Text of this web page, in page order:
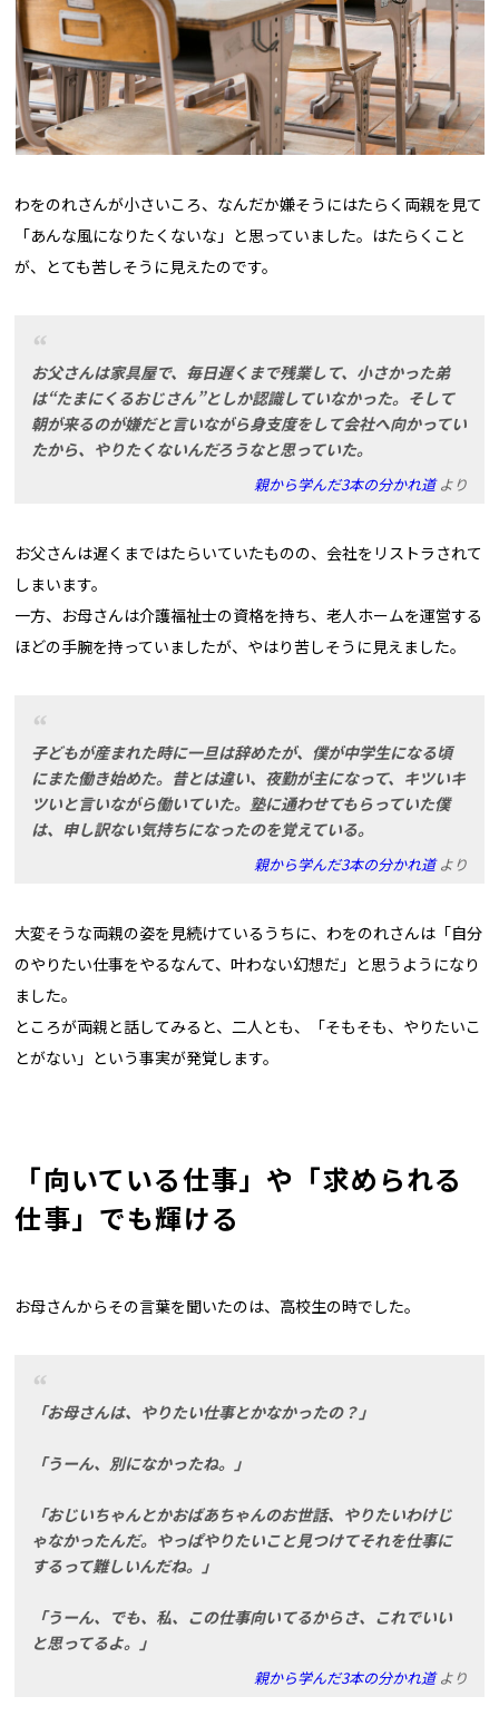
わをのれさんが小さいころ、なんだか嫌そうにはたらく両親を見て
「あんな風になりたくないな」と思っていました。はたらくこと
が、とても苦しそうに見えたのです。
お父さんは家具屋で、毎日遅くまで残業して、小さかった弟
は“たまにくるおじさん”としか認識していなかった。そして
朝が来るのが嫌だと言いながら身支度をして会社へ向かってい
たから、やりたくないんだろうなと思っていた。
親から学んだ3本の分かれ道より
お父さんは遅くまではたらいていたものの、会社をリストラされて
しまいます。
一方、お母さんは介護福祉士の資格を持ち、老人ホームを運営する
ほどの手腕を持っていましたが、やはり苦しそうに見えました。
子どもが産まれた時に一旦は辞めたが、僕が中学生になる頃
にまた働き始めた。昔とは違い、夜勤が主になって、キツいキ
ツいと言いながら働いていた。塾に通わせてもらっていた僕
は、申し訳ない気持ちになったのを覚えている。
親から学んだ3本の分かれ道より
大変そうな両親の姿を見続けているうちに、わをのれさんは「自分
のやりたい仕事をやるなんて、叶わない幻想だ」と思うようになり
ました。
ところが両親と話してみると、二人とも、「そもそも、やりたいこ
とがない」という事実が発覚します。
「向いている仕事」や「求められる
仕事」でも輝ける
お母さんからその言葉を聞いたのは、高校生の時でした。
「お母さんは、やりたい仕事とかなかったの？」
「うーん、別になかったね。」
「おじいちゃんとかおばあちゃんのお世話、やりたいわけじ
ゃなかったんだ。やっぱやりたいこと見つけてそれを仕事に
するって難しいんだね。」
「うーん、でも、私、この仕事向いてるからさ、これでいい
と思ってるよ。」
親から学んだ3本の分かれ道より